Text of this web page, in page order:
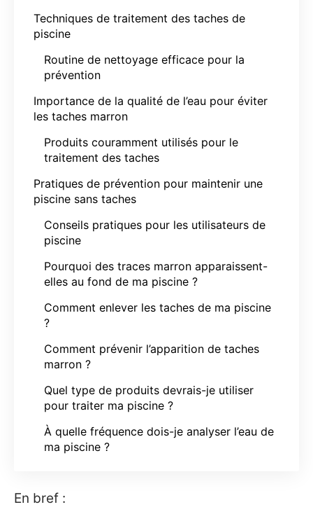
Techniques de traitement des taches de
piscine
Routine de nettoyage efficace pour la
prévention
Importance de la qualité de l’eau pour éviter
les taches marron
Produits couramment utilisés pour le
traitement des taches
Pratiques de prévention pour maintenir une
piscine sans taches
Conseils pratiques pour les utilisateurs de
piscine
Pourquoi des traces marron apparaissent-
elles au fond de ma piscine ?
Comment enlever les taches de ma piscine
?
Comment prévenir l’apparition de taches
marron ?
Quel type de produits devrais-je utiliser
pour traiter ma piscine ?
À quelle fréquence dois-je analyser l’eau de
ma piscine ?
En bref :